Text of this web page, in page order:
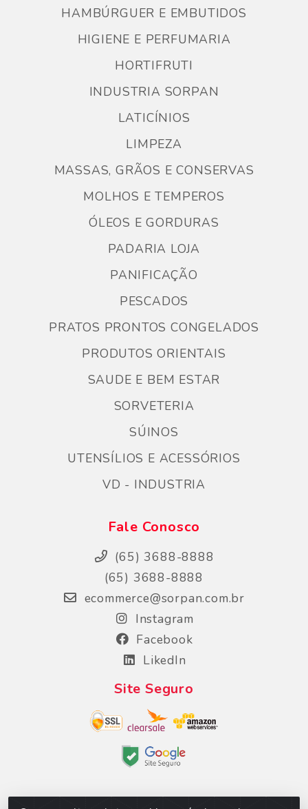
HAMBÚRGUER E EMBUTIDOS
HIGIENE E PERFUMARIA
HORTIFRUTI
INDUSTRIA SORPAN
LATICÍNIOS
LIMPEZA
MASSAS, GRÃOS E CONSERVAS
MOLHOS E TEMPEROS
ÓLEOS E GORDURAS
PADARIA LOJA
PANIFICAÇÃO
PESCADOS
PRATOS PRONTOS CONGELADOS
PRODUTOS ORIENTAIS
SAUDE E BEM ESTAR
SORVETERIA
SÚINOS
UTENSÍLIOS E ACESSÓRIOS
VD - INDUSTRIA
Fale Conosco
(65) 3688-8888
(65) 3688-8888
ecommerce@sorpan.com.br
Instagram
Facebook
LikedIn
Site Seguro